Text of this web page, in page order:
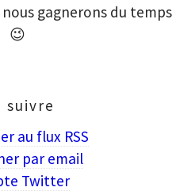
gagnerons du temps
😉
suivre
au flux RSS
par email
Twitter